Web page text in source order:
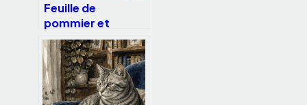
Feuille de
pommier et
pomme-cannelier
: bienfaits,
usages et
précautions
d’emploi